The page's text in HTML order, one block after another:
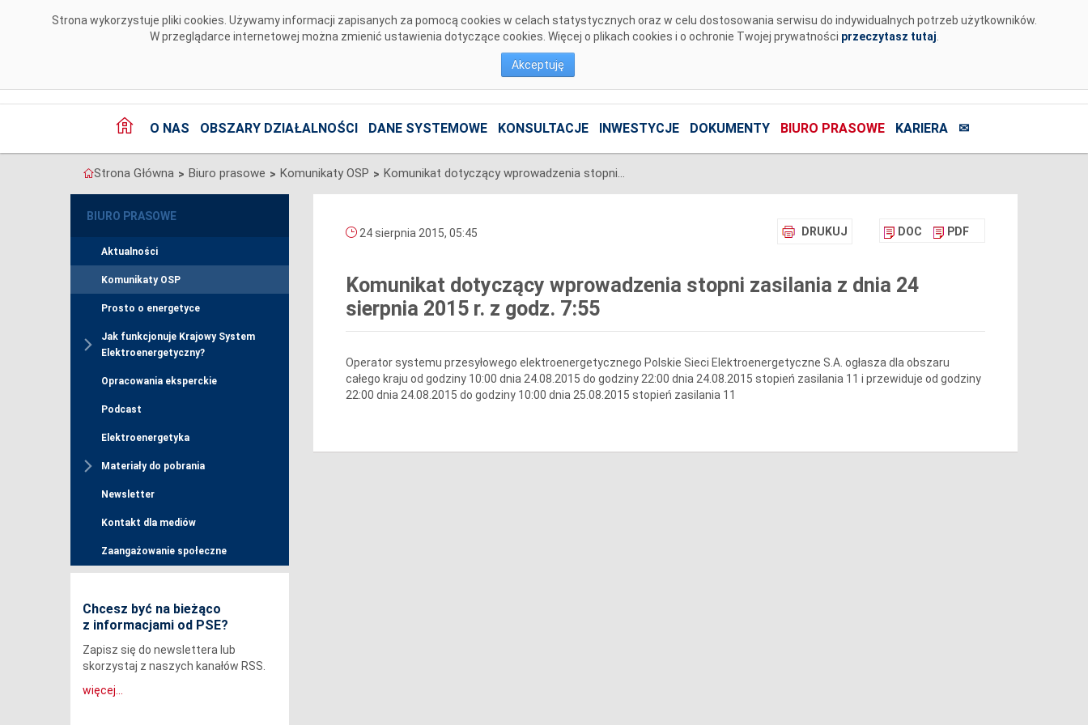
Strona wykorzystuje pliki cookies. Używamy informacji zapisanych za pomocą cookies w celach statystycznych oraz w celu dostosowania serwisu do indywidualnych potrzeb użytkowników.
W przeglądarce internetowej można zmienić ustawienia dotyczące cookies. Więcej o plikach cookies i o ochronie Twojej prywatności przeczytasz tutaj
Akceptuję
O NAS OBSZARY DZIAŁALNOŚCI DANE SYSTEMOWE KONSULTACJE INWESTYCJE DOKUMENTY BIURO PRASOWE KARIERA ✉
Strona Główna > Biuro prasowe > Komunikaty OSP > Komunikat dotyczący wprowadzenia stopni zasilania z dnia 24 sierpnia 2015 r. z godz. 7:55
BIURO PRASOWE
Aktualności
Komunikaty OSP
Prosto o energetyce
Jak funkcjonuje Krajowy System
Elektroenergetyczny?
Opracowania eksperckie
Podcast
Elektroenergetyka
Materiały do pobrania
Newsletter
Kontakt dla mediów
Zaangażowanie społeczne
Chcesz być na bieżąco
z informacjami od PSE?
Zapisz się do newslettera lub
skorzystaj z naszych kanałów RSS.
więcej...
DRUKUJ DOC PDF
24 sierpnia 2015, 05:45
Komunikat dotyczący wprowadzenia stopni zasilania z dnia 24
sierpnia 2015 r. z godz. 7:55
Operator systemu przesyłowego elektroenergetycznego Polskie Sieci Elektroenergetyczne S.A. ogłasza dla obszaru
całego kraju od godziny 10:00 dnia 24.08.2015 do godziny 22:00 dnia 24.08.2015 stopień zasilania 11 i przewiduje od godziny
22:00 dnia 24.08.2015 do godziny 10:00 dnia 25.08.2015 stopień zasilania 11